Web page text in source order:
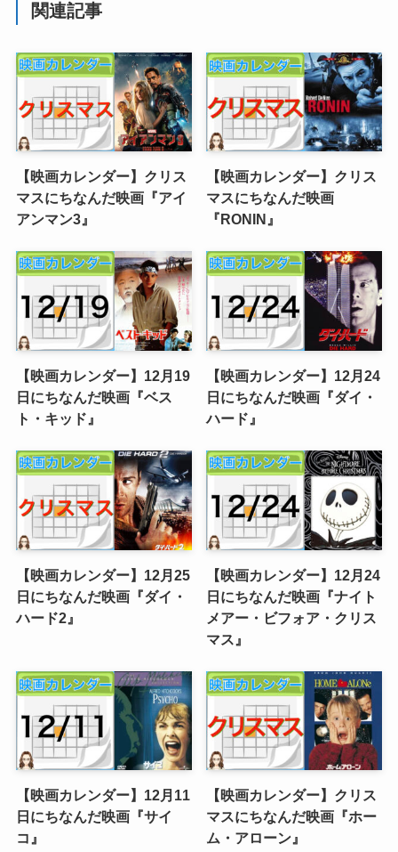
関連記事
【映画カレンダー】クリス
マスにちなんだ映画『アイ
アンマン3』
【映画カレンダー】クリス
マスにちなんだ映画
『RONIN』
【映画カレンダー】12月19
日にちなんだ映画『ベス
ト・キッド』
【映画カレンダー】12月24
日にちなんだ映画『ダイ・
ハード』
【映画カレンダー】12月25
日にちなんだ映画『ダイ・
ハード2』
【映画カレンダー】12月24
日にちなんだ映画『ナイト
メアー・ビフォア・クリス
マス』
【映画カレンダー】12月11
日にちなんだ映画『サイ
コ』
【映画カレンダー】クリス
マスにちなんだ映画『ホー
ム・アローン』